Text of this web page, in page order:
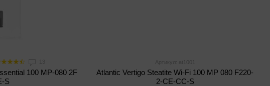
100 MP-080 2F
S
Артикул: at1001
Atlantic Vertigo Steatite Wi-Fi 100 MP 080 F220-
2-CE-CC-S